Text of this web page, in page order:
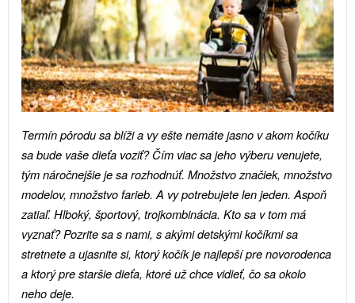
Termín pôrodu sa blíži a vy ešte nemáte jasno v akom kočíku
sa bude vaše dieťa voziť? Čím viac sa jeho výberu venujete,
tým náročnejšie je sa rozhodnúť. Množstvo značiek, množstvo
modelov, množstvo farieb. A vy potrebujete len jeden. Aspoň
zatiaľ. Hlboký, športový, trojkombinácia. Kto sa v tom má
vyznať? Pozrite sa s nami, s akými detskými kočíkmi sa
stretnete a ujasnite si, ktorý kočík je najlepší pre novorodenca
a ktorý pre staršie dieťa, ktoré už chce vidieť, čo sa okolo
neho deje.